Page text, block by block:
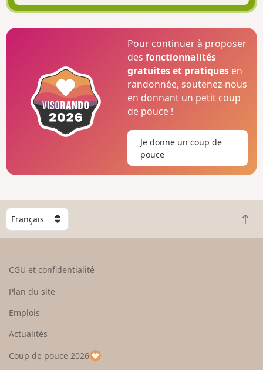
Pour continuer à proposer
desfonctionnalités
gratuites et pratiques en
randonnée, soutenez-nous
en donnant un petit coup
de pouce !
Je donne un coup de
pouce
C
h
o
e
u
p
R
e
CGU et confidentialité
Plan du site
Emplois
Actualités
Coup de pouce 2026